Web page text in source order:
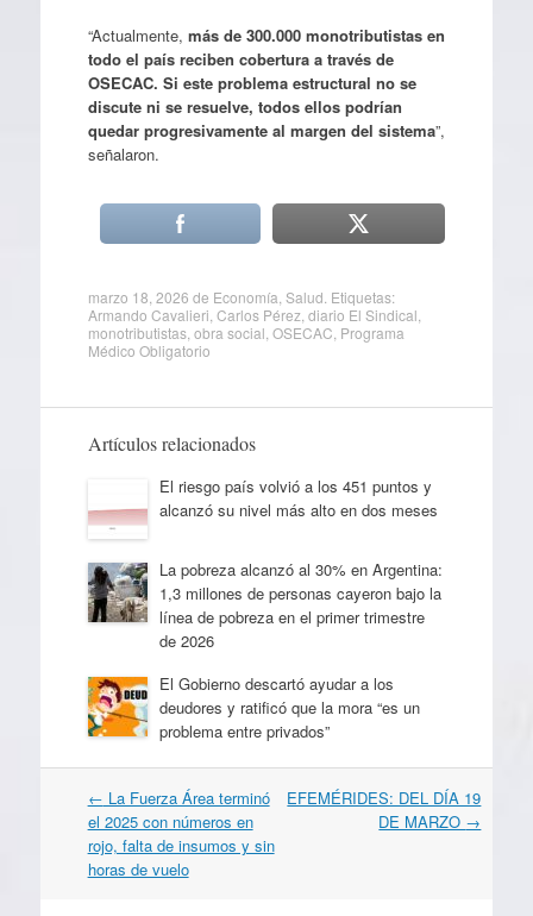
“Actualmente, más de 300.000 monotributistas en
todo el país reciben cobertura a través de
OSECAC. Si este problema estructural no se
discute ni se resuelve, todos ellos podrían
quedar progresivamente al margen del sistema”,
señalaron.
marzo 18, 2026 de Economía Salud . Etiquetas:
Armando Cavalieri Carlos Pérez, diario El Sindical
monotributistas, obra social OSECAC Programa
Médico Obligatorio
Artículos relacionados
El riesgo país volvió a los 451 puntos y
alcanzó su nivel más alto en dos meses
La pobreza alcanzó al 30% en Argentina:
1,3 millones de personas cayeron bajo la
línea de pobreza en el primer trimestre
de 2026
El Gobierno descartó ayudar a los
deudores y ratificó que la mora “es un
problema entre privados”
Navegación
por
artículos
← La Fuerza Área terminó
el 2025 con números en
rojo, falta de insumos y sin
horas de vuelo
EFEMÉRIDES: DEL DÍA 19
DE MARZO →